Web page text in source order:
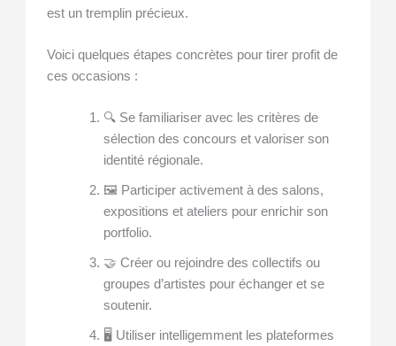
est un tremplin précieux.
Voici quelques étapes concrètes pour tirer profit de
ces occasions :
🔍 Se familiariser avec les critères de
sélection des concours et valoriser son
identité régionale.
🖼️ Participer activement à des salons,
expositions et ateliers pour enrichir son
portfolio.
🤝 Créer ou rejoindre des collectifs ou
groupes d’artistes pour échanger et se
soutenir.
🖥️ Utiliser intelligemment les plateformes